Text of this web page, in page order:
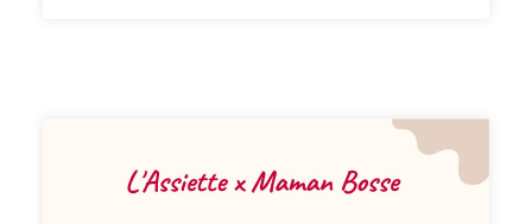
et ceux qui cultivent des solutions pour rendre notre
références 💌 "Le Menu" - La newsletter Chaque mois, je
partage mes idées repas et astuces pour gagner du